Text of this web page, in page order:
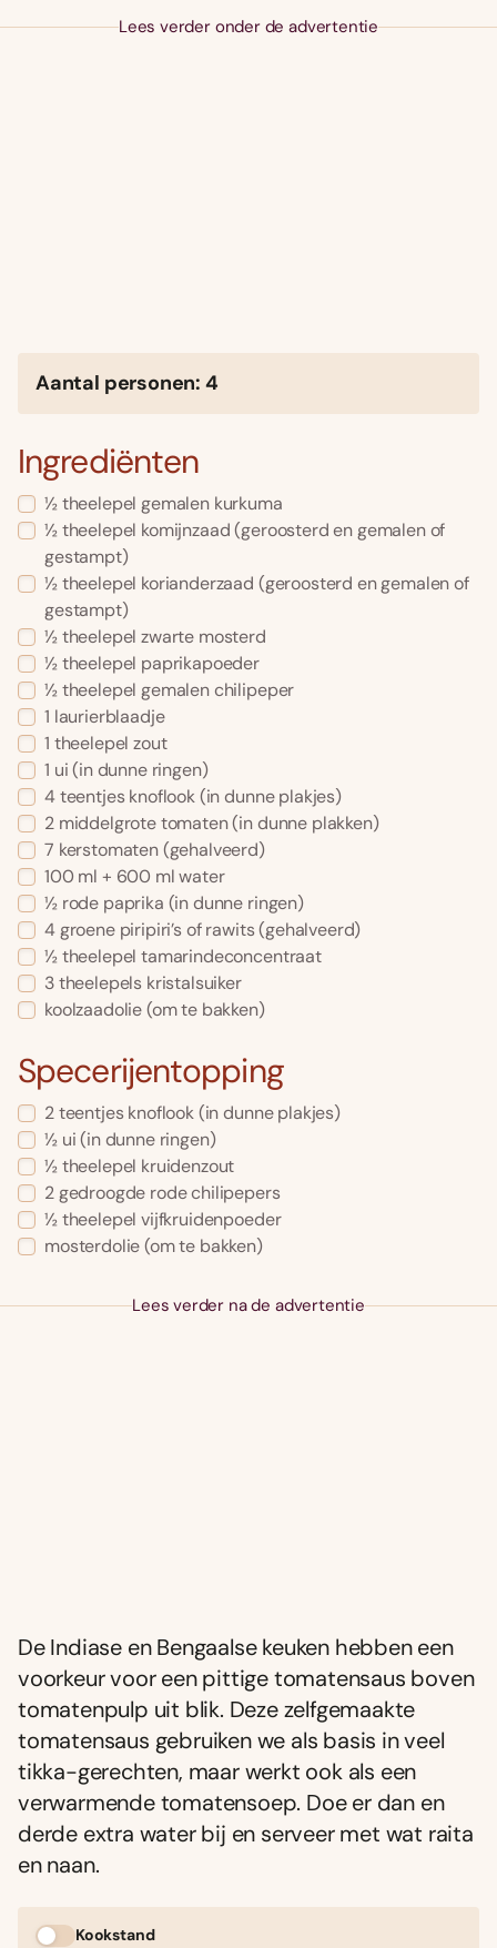
Lees verder onder de advertentie
Aantal personen: 4
Ingrediënten
½ theelepel gemalen kurkuma
½ theelepel komijnzaad (geroosterd en gemalen of
gestampt)
½ theelepel korianderzaad (geroosterd en gemalen of
gestampt)
½ theelepel zwarte mosterd
½ theelepel paprikapoeder
½ theelepel gemalen chilipeper
1 laurierblaadje
1 theelepel zout
1 ui (in dunne ringen)
4 teentjes knoflook (in dunne plakjes)
2 middelgrote tomaten (in dunne plakken)
7 kerstomaten (gehalveerd)
100 ml + 600 ml water
½ rode paprika (in dunne ringen)
4 groene piripiri’s of rawits (gehalveerd)
½ theelepel tamarindeconcentraat
3 theelepels kristalsuiker
koolzaadolie (om te bakken)
Specerijentopping
2 teentjes knoflook (in dunne plakjes)
½ ui (in dunne ringen)
½ theelepel kruidenzout
2 gedroogde rode chilipepers
½ theelepel vijfkruidenpoeder
mosterdolie (om te bakken)
Lees verder na de advertentie
De Indiase en Bengaalse keuken hebben een
voorkeur voor een pittige tomatensaus boven
tomatenpulp uit blik. Deze zelfgemaakte
tomatensaus gebruiken we als basis in veel
tikka-gerechten, maar werkt ook als een
verwarmende tomatensoep. Doe er dan en
derde extra water bij en serveer met wat raita
en naan.
Kookstand